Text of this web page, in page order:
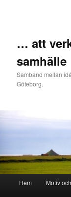
… att
samhälle
Samband mellan
Göteborg.
Skip to primary
Skip to
Hem Motiv